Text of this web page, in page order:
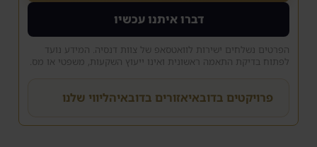
דברו איתנו עכשיו
הפרטים נשלחים ישירות לוואטסאפ של צוות דנסיה. המידע נועד
לפתוח בדיקת התאמה ראשונית ואינו ייעוץ השקעות, משפטי או מס.
פרויקטים בדובאיאזורים בדובאיהליווי שלנו